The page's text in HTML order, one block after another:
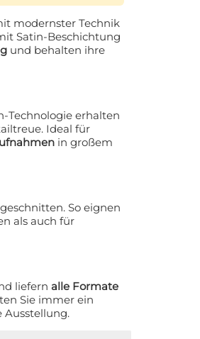
modernster Technik
Satin-Beschichtung
und behalten ihre
Technologie erhalten
Ideal für
in großem
So eignen
als auch für
liefern alle Formate
Sie immer ein
Ausstellung.